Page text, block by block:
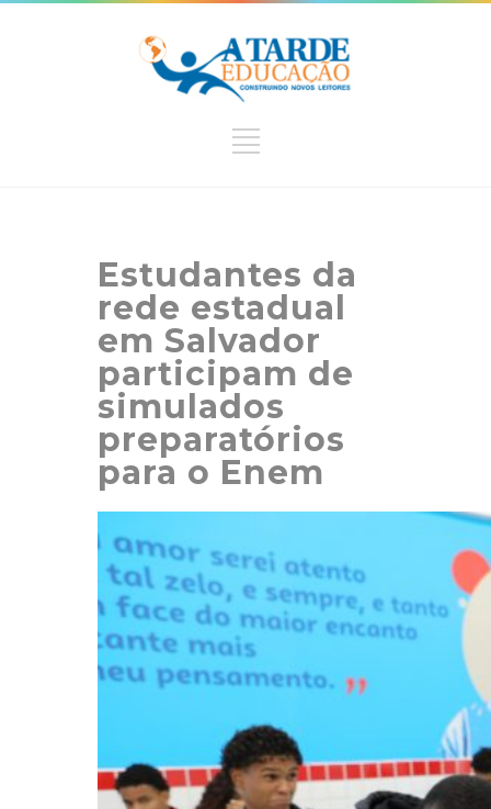
Estudantes da
rede estadual
em Salvador
participam de
simulados
preparatórios
para o Enem